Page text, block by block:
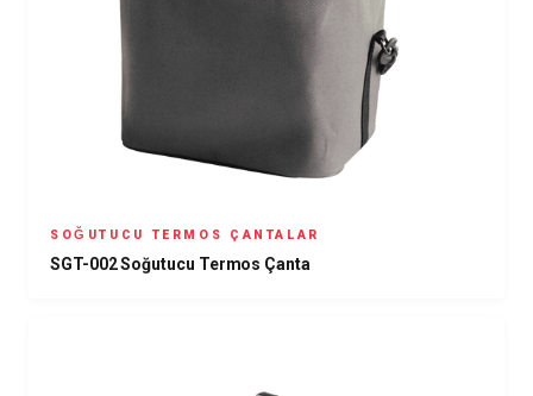
SOĞUTUCU TERMOS ÇANTALAR
SGT-002 Soğutucu Termos Çanta